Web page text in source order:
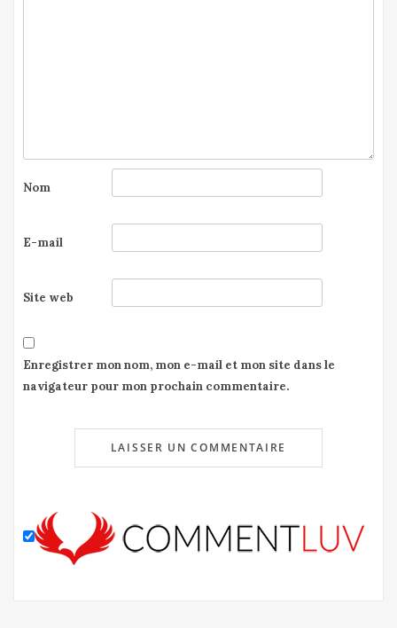
Nom
E-mail
Site web
Enregistrer mon nom, mon e-mail et mon site dans le
navigateur pour mon prochain commentaire.